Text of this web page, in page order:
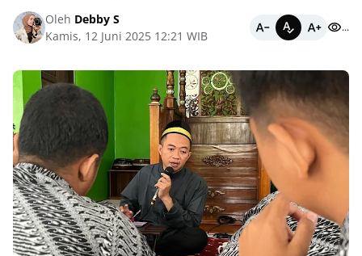
Oleh Debby S
Kamis, 12 Juni 2025 12:21 WIB
...